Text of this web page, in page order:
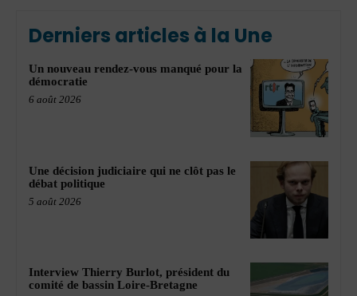
Derniers articles à la Une
Un nouveau rendez-vous manqué pour la
démocratie
6 août 2026
Une décision judiciaire qui ne clôt pas le
débat politique
5 août 2026
Interview Thierry Burlot, président du
comité de bassin Loire-Bretagne